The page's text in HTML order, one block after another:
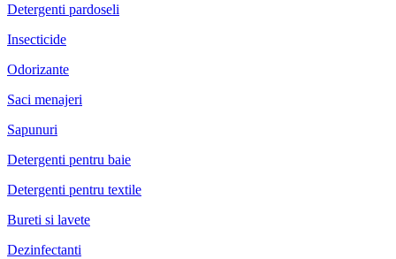
Detergenti pardoseli
Insecticide
Odorizante
Saci menajeri
Sapunuri
Detergenti pentru baie
Detergenti pentru textile
Bureti si lavete
Dezinfectanti